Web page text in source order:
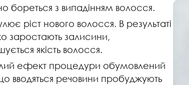
бореться з випадінням волосся.
ріст нового волосся. В результаті
заростають залисини,
якість волосся.
ефект процедури обумовлений
вводяться речовини пробуджують